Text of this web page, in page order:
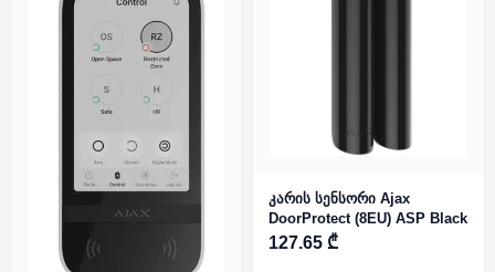
კარის სენსორი Ajax
DoorProtect (8EU) ASP Black
127.65 ₾